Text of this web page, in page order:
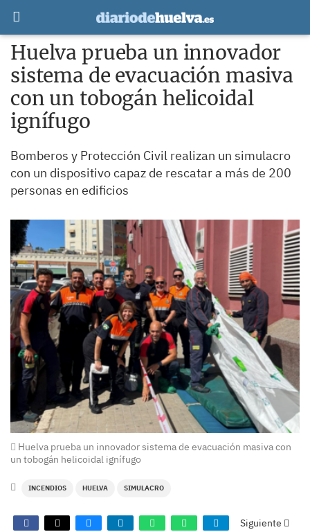
Huelva prueba un innovador
sistema de evacuación masiva
con un tobogán helicoidal
ignífugo
Bomberos y Protección Civil realizan un simulacro
con un dispositivo capaz de rescatar a más de 200
personas en edificios
Huelva prueba un innovador sistema de evacuación masiva con
un tobogán helicoidal ignífugo
INCENDIOS HUELVA SIMULACRO
Siguiente